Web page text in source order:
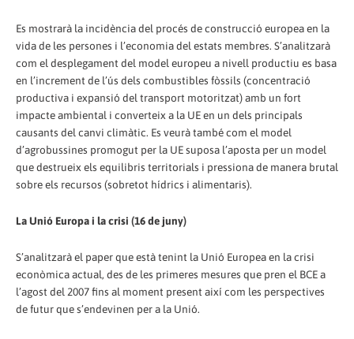
Es mostrarà la incidència del procés de construcció europea en la
vida de les persones i l’economia del estats membres. S’analitzarà
com el desplegament del model europeu a nivell productiu es basa
en l’increment de l’ús dels combustibles fòssils (concentració
productiva i expansió del transport motoritzat) amb un fort
impacte ambiental i converteix a la UE en un dels principals
causants del canvi climàtic. Es veurà també com el model
d’agrobussines promogut per la UE suposa l’aposta per un model
que destrueix els equilibris territorials i pressiona de manera brutal
sobre els recursos (sobretot hídrics i alimentaris).
La Unió Europa i la crisi (16 de juny)
S’analitzarà el paper que està tenint la Unió Europea en la crisi
econòmica actual, des de les primeres mesures que pren el BCE a
l’agost del 2007 fins al moment present així com les perspectives
de futur que s’endevinen per a la Unió.